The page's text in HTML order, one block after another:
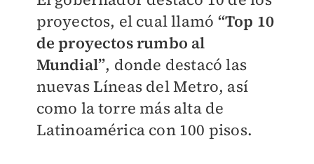
proyectos, el cual llamó “Top 10
de proyectos rumbo al
Mundial”, donde destacó las
nuevas Líneas del Metro, así
como la torre más alta de
Latinoamérica con 100 pisos.